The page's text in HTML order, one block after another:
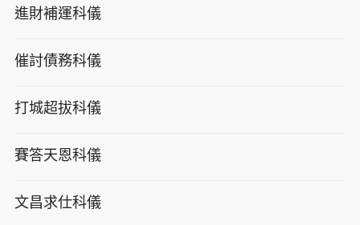
進財補運科儀
催討債務科儀
打城超拔科儀
賽答天恩科儀
文昌求仕科儀